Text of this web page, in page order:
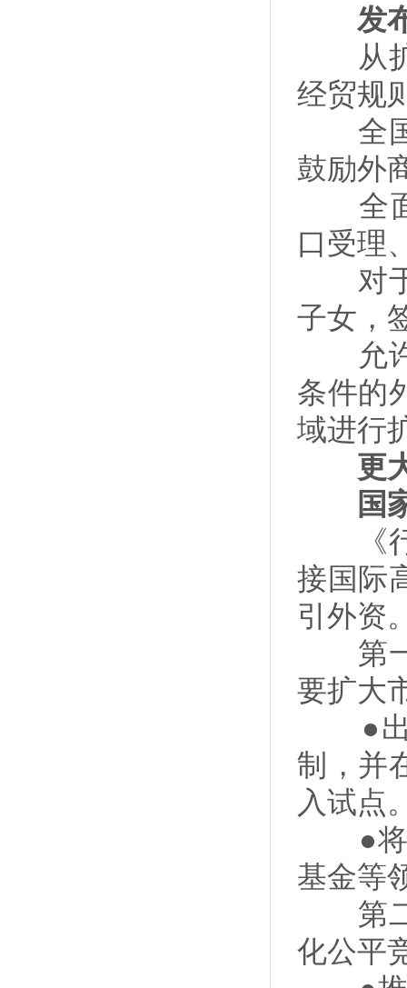
发布
从扩
经贸规
全国
鼓励外
全面
口受理
对于
子女，
允许
条件的
域进行
更大
国家
《行
接国际
引外资
第一
要扩大
●出
制，并
入试点
●将支
基金等
第二
化公平